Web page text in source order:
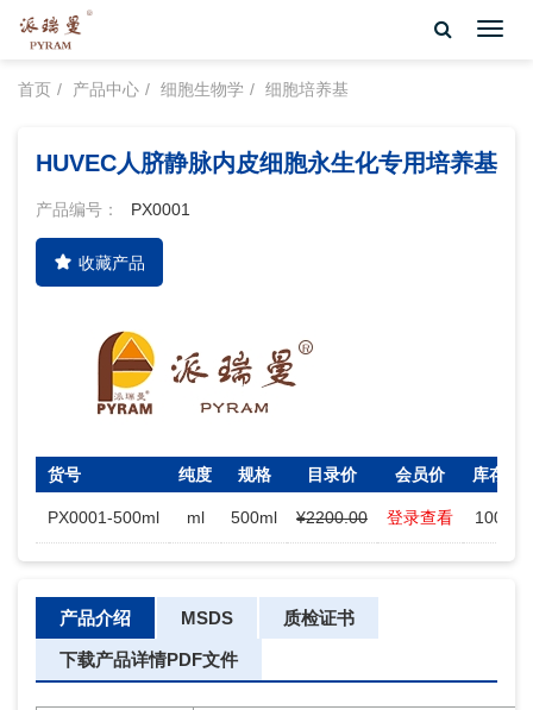
首页
产品中心 细胞生物学 细胞培养基
HUVEC人脐静脉内皮细胞永生化专用培养基
产品编号： PX0001
收藏产品
货号 纯度 规格 目录价 会员价 库存
PX0001-500ml ml 500ml ¥2200.00 登录查看 100
产品介绍 MSDS 质检证书
下载产品详情PDF文件